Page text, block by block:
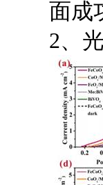
面成
2、